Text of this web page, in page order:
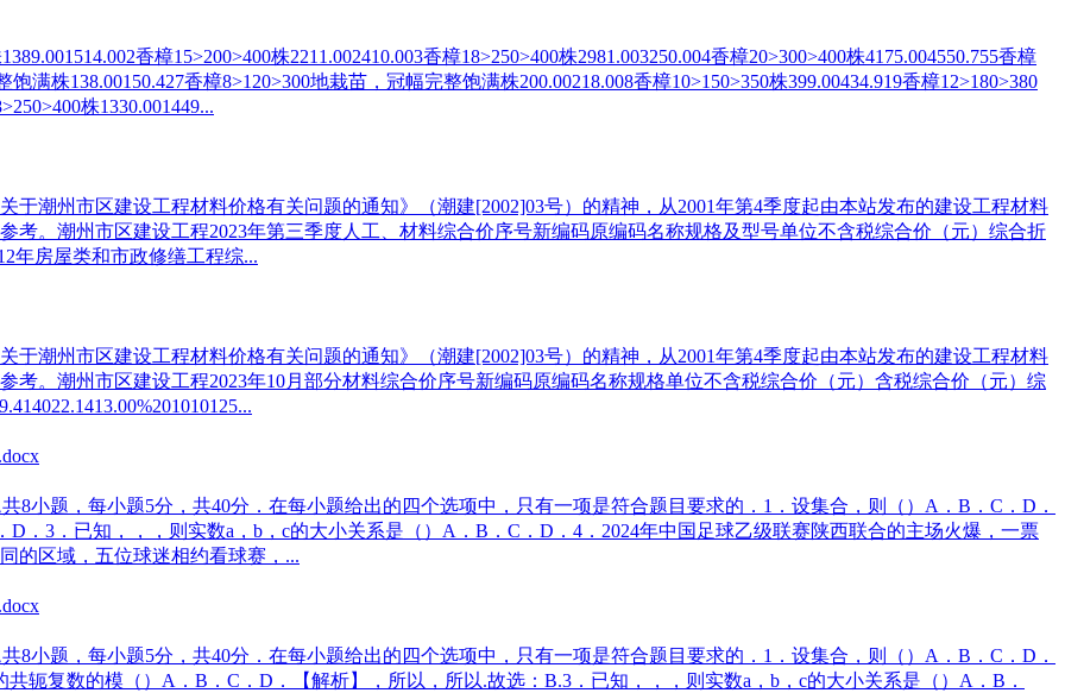
香樟15>200>400株2211.002410.003香樟18>250>400株2981.003250.004香樟20>300>400株4175.004550.755香樟
满株138.00150.427香樟8>120>300地栽苗，冠幅完整饱满株200.00218.008香樟10>150>350株399.00434.919香樟12>180>380
株1330.001449...
于潮州市区建设工程材料价格有关问题的通知》（潮建[2002]03号）的精神，从2001年第4季度起由本站发布的建设工程材料
考。潮州市区建设工程2023年第三季度人工、材料综合价序号新编码原编码名称规格及型号单位不含税综合价（元）综合折
年房屋类和市政修缮工程综...
于潮州市区建设工程材料价格有关问题的通知》（潮建[2002]03号）的精神，从2001年第4季度起由本站发布的建设工程材料
考。潮州市区建设工程2023年10月部分材料综合价序号新编码原编码名称规格单位不含税综合价（元）含税综合价（元）综
8小题，每小题5分，共40分．在每小题给出的四个选项中，只有一项是符合题目要求的．1．设集合，则（）A．B．C．D．
．3．已知，，，则实数a，b，c的大小关系是（）A．B．C．D．4．2024年中国足球乙级联赛陕西联合的主场火爆，一票
的区域，五位球迷相约看球赛，...
8小题，每小题5分，共40分．在每小题给出的四个选项中，只有一项是符合题目要求的．1．设集合，则（）A．B．C．D．
轭复数的模（）A．B．C．D．【解析】，所以，所以.故选：B.3．已知，，，则实数a，b，c的大小关系是（）A．B．